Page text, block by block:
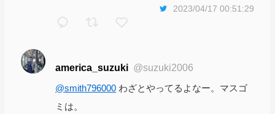
2023/04/17 00:51:29
america_suzuki @suzuki2006
@smith796000 わざとやってるよなー。マスゴ
ミは。